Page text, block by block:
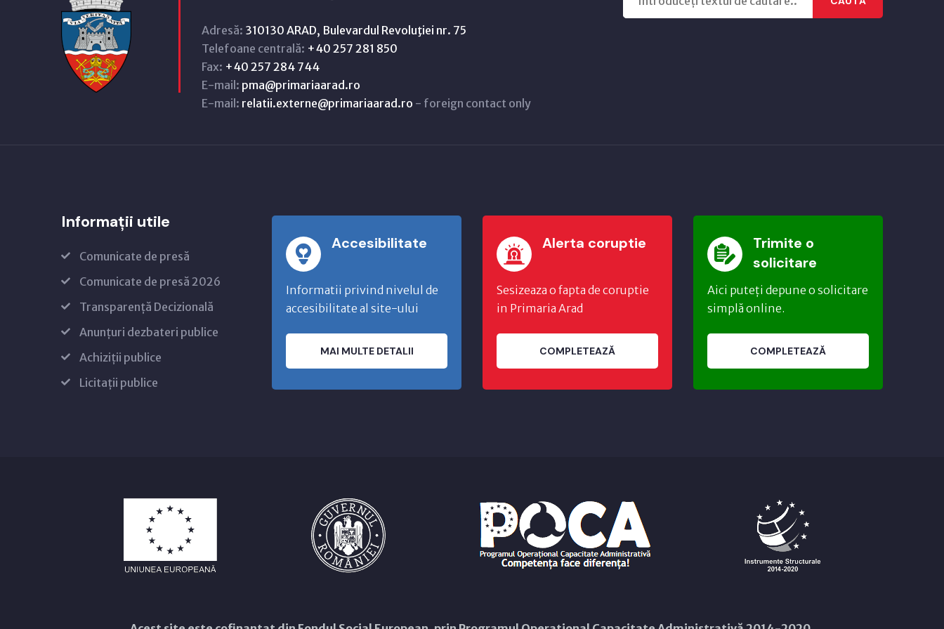
Adresă: 310130 ARAD, Bulevardul Revoluţiei nr. 75
Telefoane centrală: +40 257 281 850
Fax: +40 257 284 744
E-mail: pma@primariaarad.ro
E-mail: relatii.externe@primariaarad.ro - foreign contact only
Informații utile
Comunicate de presă
Comunicate de presă 2026
Transparență Decizională
Anunțuri dezbateri publice
Achiziții publice
Licitații publice
Accesibilitate
Informatii privind nivelul de
accesibilitate al site-ului
MAI MULTE DETALII
Alerta coruptie
Sesizeaza o fapta de coruptie
in Primaria Arad
COMPLETEAZĂ
Trimite o
solicitare
Aici puteți depune o solicitare
simplă online.
COMPLETEAZĂ